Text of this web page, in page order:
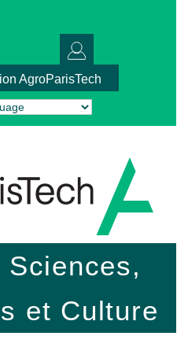
AgroParisTech
Translate
et Culture